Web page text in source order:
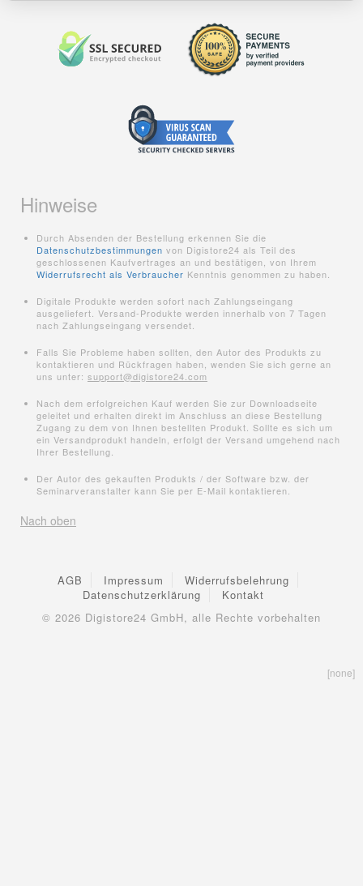
Hinweise
Durch Absenden der Bestellung erkennen Sie die
Datenschutzbestimmungen von Digistore24 als Teil des
geschlossenen Kaufvertrages an und bestätigen, von Ihrem
Widerrufsrecht als Verbraucher Kenntnis genommen zu haben.
Digitale Produkte werden sofort nach Zahlungseingang
ausgeliefert. Versand-Produkte werden innerhalb von 7 Tagen
nach Zahlungseingang versendet.
Falls Sie Probleme haben sollten, den Autor des Produkts zu
kontaktieren und Rückfragen haben, wenden Sie sich gerne an
uns unter: support@digistore24.com
Nach dem erfolgreichen Kauf werden Sie zur Downloadseite
geleitet und erhalten direkt im Anschluss an diese Bestellung
Zugang zu dem von Ihnen bestellten Produkt. Sollte es sich um
ein Versandprodukt handeln, erfolgt der Versand umgehend nach
Ihrer Bestellung.
Der Autor des gekauften Produkts / der Software bzw. der
Seminarveranstalter kann Sie per E-Mail kontaktieren.
Nach oben
AGB Impressum
Widerrufsbelehrung
Datenschutzerklärung
Kontakt
© 2026 Digistore24 GmbH, alle Rechte vorbehalten
[none]